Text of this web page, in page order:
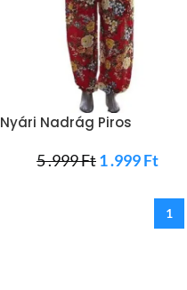
Nyári Nadrág Piros
5 .999Ft1 .999Ft
1